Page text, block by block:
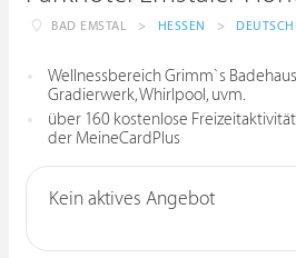
BAD EMSTAL > HESSEN >
Wellnessbereich Grimm`s
Gradierwerk, Whirlpool, uvm.
über 160 kostenlose
der MeineCardPlus
Kein aktives Angebot